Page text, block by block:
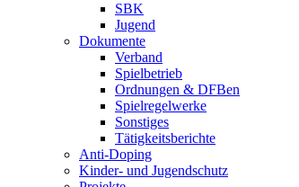
SBK
Jugend
Dokumente
Verband
Spielbetrieb
Ordnungen & DFBen
Spielregelwerke
Sonstiges
Tätigkeitsberichte
Anti-Doping
Kinder- und Jugendschutz